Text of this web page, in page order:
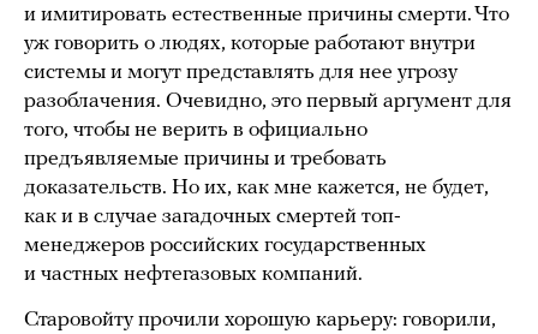
и имитировать естественные причины смерти. Что
уж говорить о людях, которые работают внутри
системы и могут представлять для нее угрозу
разоблачения. Очевидно, это первый аргумент для
того, чтобы не верить в официально
предъявляемые причины и требовать
доказательств. Но их, как мне кажется, не будет,
как и в случае загадочных смертей топ-
менеджеров российских государственных
и частных нефтегазовых компаний.
Старовойту прочили хорошую карьеру: говорили,